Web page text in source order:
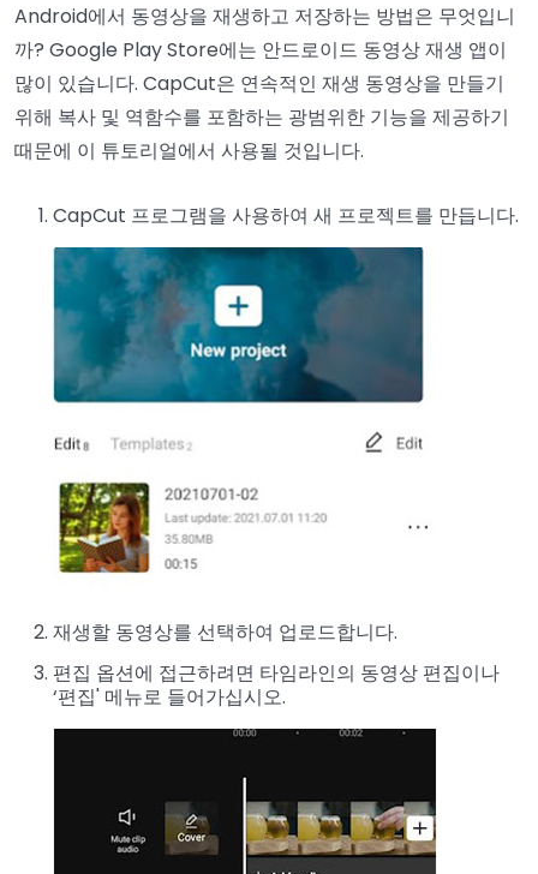
Android에서 동영상을 재생하고 저장하는 방법은 무엇입니
까? Google Play Store에는 안드로이드 동영상 재생 앱이
많이 있습니다. CapCut은 연속적인 재생 동영상을 만들기
위해 복사 및 역함수를 포함하는 광범위한 기능을 제공하기
때문에 이 튜토리얼에서 사용될 것입니다.
CapCut 프로그램을 사용하여 새 프로젝트를 만듭니다.
재생할 동영상를 선택하여 업로드합니다.
편집 옵션에 접근하려면 타임라인의 동영상 편집이나
‘편집' 메뉴로 들어가십시오.